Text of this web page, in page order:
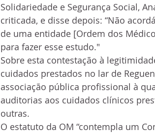
Solidariedade e Segurança Social,
criticada, e disse depois: “Não
de uma entidade [Ordem dos
para fazer esse estudo."
Sobre esta contestação à
cuidados prestados no lar de
associação pública profissional à
auditorias aos cuidados clínicos
outras.
O estatuto da OM “contempla um